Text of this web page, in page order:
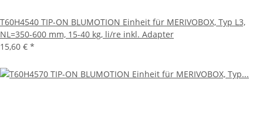
T60H4540 TIP-ON BLUMOTION Einheit für MERIVOBOX, Typ L3,
NL=350-600 mm, 15-40 kg, li/re inkl. Adapter
15,60 € *